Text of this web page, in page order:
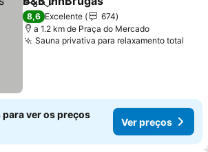
PartilharAdicionar aos favoritos
8,6 Excelente
674
a 1.2 km de Praça do Mercado
Sauna privativa para relaxamento total
para ver os preços
Ver preços